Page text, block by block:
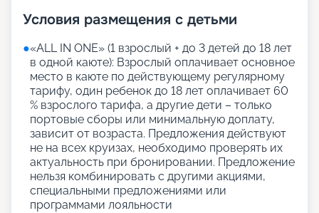
Условия размещения с детьми
●«АLL IN ONE» (1 взрослый + до 3 детей до 18 лет
в одной каюте): Взрослый оплачивает основное
место в каюте по действующему регулярному
тарифу, один ребенок до 18 лет оплачивает 60
% взрослого тарифа, а другие дети – только
портовые сборы или минимальную доплату,
зависит от возраста. Предложения действуют
не на всех круизах, необходимо проверять их
актуальность при бронировании. Предложение
нельзя комбинировать с другими акциями,
специальными предложениями или
программами лояльности